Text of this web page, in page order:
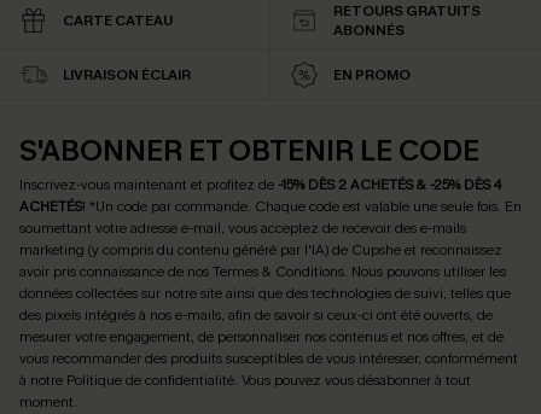
CARTE CATEAU
RETOURS GRATUITS
ABONNÉS
LIVRAISON ÉCLAIR EN PROMO
S'ABONNER ET OBTENIR LE CODE
Inscrivez-vous maintenant et profitez de -15% DÈS 2 ACHETÉS & -25% DÈS 4
ACHETÉS! *Un code par commande. Chaque code est valable une seule fois. En
soumettant votre adresse e-mail, vous acceptez de recevoir des e-mails
marketing (y compris du contenu généré par l'IA) de Cupshe et reconnaissez
avoir pris connaissance de nosTermes & Conditions. Nous pouvons utiliser les
données collectées sur notre site ainsi que des technologies de suivi, telles que
des pixels intégrés à nos e-mails, afin de savoir si ceux-ci ont été ouverts, de
mesurer votre engagement, de personnaliser nos contenus et nos offres, et de
vous recommander des produits susceptibles de vous intéresser, conformément
à notre Politique de confidentialité. Vous pouvez vous désabonner à tout
moment.